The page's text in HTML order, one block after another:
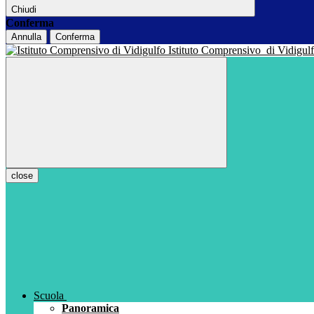
Chiudi
Conferma
Annulla Conferma
Istituto Comprensivo di
close
Scuola
Panoramica